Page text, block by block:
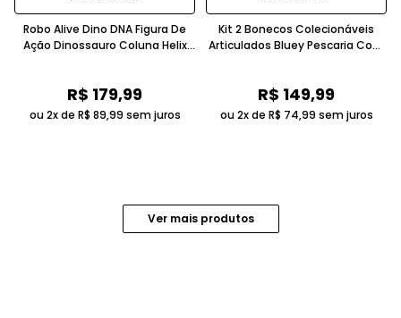
Robo Alive Dino DNA Figura De
Ação Dinossauro Coluna Helix
R$ 179,99
ou 2x de R$ 89,99 sem juros
Kit 2 Bonecos Colecionáveis
Articulados Bluey Pescaria Com
R$ 149,99
ou 2x de R$ 74,99 sem juros